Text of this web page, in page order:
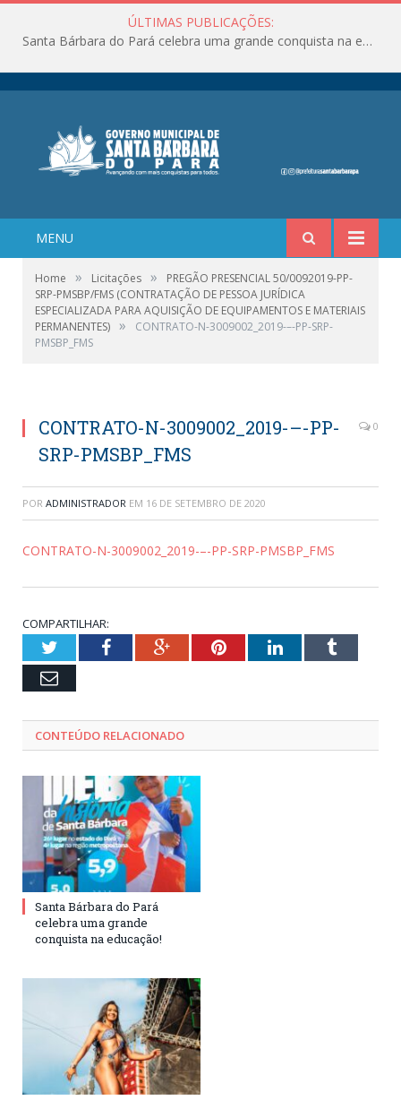
ÚLTIMAS PUBLICAÇÕES:
Santa Bárbara do Pará celebra uma grande conquista na educação!
MENU
Home » Licitações »
PREGÃO PRESENCIAL 50/0092019-PP-
SRP-PMSBP/FMS (CONTRATAÇÃO DE PESSOA JURÍDICA
ESPECIALIZADA PARA AQUISIÇÃO DE EQUIPAMENTOS E MATERIAIS
PERMANENTES) »
CONTRATO-N-3009002_2019-–-PP-SRP-
PMSBP_FMS
CONTRATO-N-3009002_2019-–-PP-
SRP-PMSBP_FMS
0
POR ADMINISTRADOR EM 16 DE SETEMBRO DE 2020
CONTRATO-N-3009002_2019-–-PP-SRP-PMSBP_FMS
COMPARTILHAR:
TwitterFacebookGoogle+PinterestLinkedInTumblr
Email
CONTEÚDO RELACIONADO
Santa Bárbara do Pará
celebra uma grande
conquista na educação!